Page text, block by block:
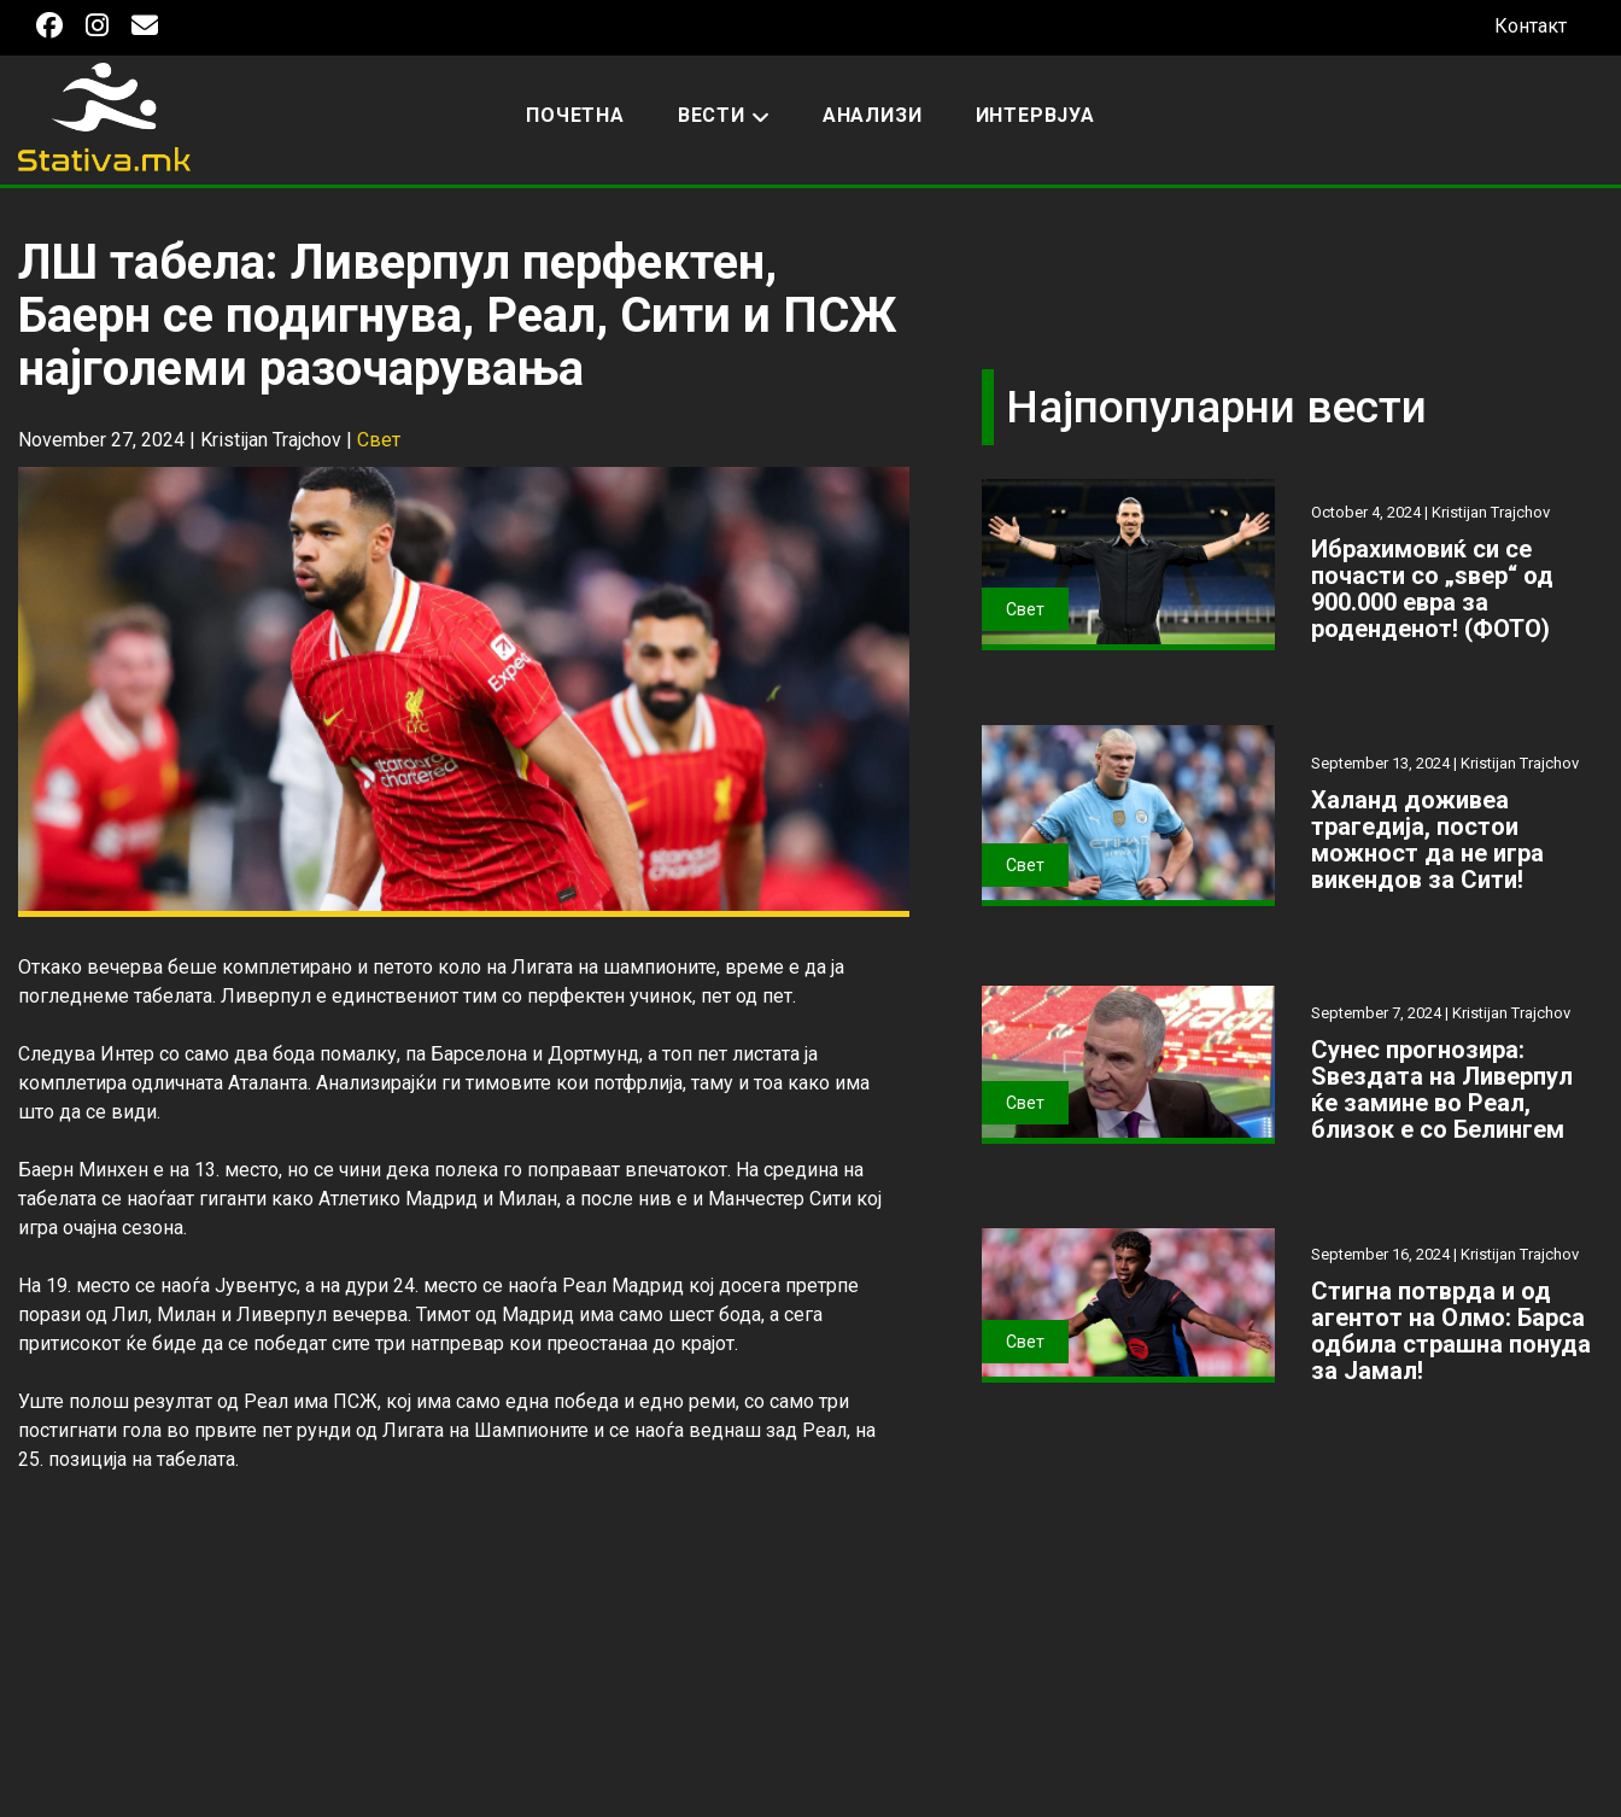
Контакт
ПОЧЕТНА ВЕСТИ АНАЛИЗИ ИНТЕРВЈУА
ЛШ табела: Ливерпул перфектен,
Баерн се подигнува, Реал, Сити и ПСЖ
најголеми разочарувања
November 27, 2024 | Kristijan Trajchov | Свет
Откако вечерва беше комплетирано и петото коло на Лигата на шампионите, време е да ја
погледнеме табелата. Ливерпул е единствениот тим со перфектен учинок, пет од пет.
Следува Интер со само два бода помалку, па Барселона и Дортмунд, а топ пет листата ја
комплетира одличната Аталанта. Анализирајќи ги тимовите кои потфрлија, таму и тоа како има
што да се види.
Баерн Минхен е на 13. место, но се чини дека полека го поправаат впечатокот. На средина на
табелата се наоѓаат гиганти како Атлетико Мадрид и Милан, а после нив е и Манчестер Сити кој
игра очајна сезона.
На 19. место се наоѓа Јувентус, а на дури 24. место се наоѓа Реал Мадрид кој досега претрпе
порази од Лил, Милан и Ливерпул вечерва. Тимот од Мадрид има само шест бода, а сега
притисокот ќе биде да се победат сите три натпревар кои преостанаа до крајот.
Уште полош резултат од Реал има ПСЖ, кој има само една победа и едно реми, со само три
постигнати гола во првите пет рунди од Лигата на Шампионите и се наоѓа веднаш зад Реал, на
25. позиција на табелата.
Најпопуларни вести
Свет
October 4, 2024 | Kristijan Trajchov
Ибрахимовиќ си се
почасти со „ѕвер“ од
900.000 евра за
роденденот! (ФОТО)
Свет
September 13, 2024 | Kristijan Trajchov
Халанд доживеа
трагедија, постои
можност да не игра
викендов за Сити!
Свет
September 7, 2024 | Kristijan Trajchov
Сунес прогнозира:
Ѕвездата на Ливерпул
ќе замине во Реал,
близок е со Белингем
Свет
September 16, 2024 | Kristijan Trajchov
Стигна потврда и од
агентот на Олмо: Барса
одбила страшна понуда
за Јамал!